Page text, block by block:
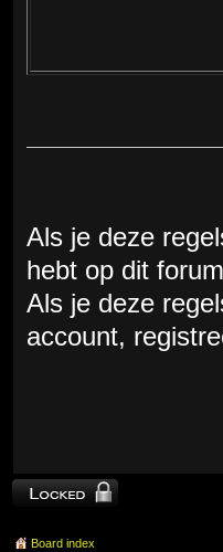
Als je deze
hebt op dit
Als je deze
account,
Topic locked
Board index